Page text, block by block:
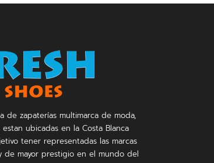
de zapaterías multimarca de moda,
estan ubicadas en la Costa Blanca
tener representadas las marcas
de mayor prestigio en el mundo del